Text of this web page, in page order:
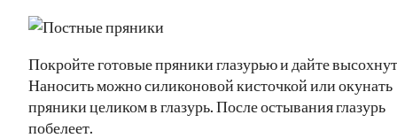
Покройте готовые пряники глазурью и дайте
Наносить можно силиконовой кисточкой или окунать
пряники целиком в глазурь. После остывания глазурь
побелеет.